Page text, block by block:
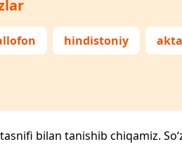
hindistoniy
bilan tanishib chiqamiz.